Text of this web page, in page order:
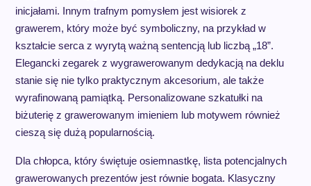
inicjałami. Innym trafnym pomysłem jest wisiorek z
grawerem, który może być symboliczny, na przykład w
kształcie serca z wyrytą ważną sentencją lub liczbą „18”.
Elegancki zegarek z wygrawerowanym dedykacją na deklu
stanie się nie tylko praktycznym akcesorium, ale także
wyrafinowaną pamiątką. Personalizowane szkatułki na
biżuterię z grawerowanym imieniem lub motywem również
cieszą się dużą popularnością.
Dla chłopca, który świętuje osiemnastkę, lista potencjalnych
grawerowanych prezentów jest równie bogata. Klasyczny